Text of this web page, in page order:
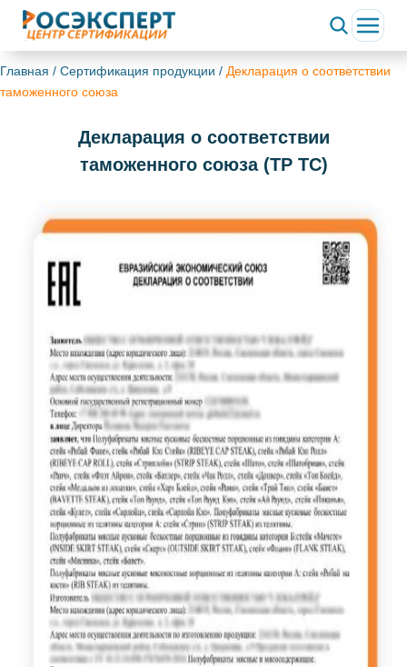
Главная / Сертификация продукции / Декларация о соответствии
таможенного союза
Декларация о соответствии
таможенного союза (ТР ТС)